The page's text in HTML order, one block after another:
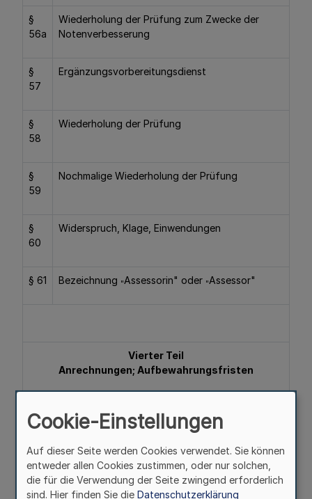
§
56a
Wiederholung der Prüfung zum Zwecke der
Notenverbesserung
§
57
Ergänzungsvorbereitungsdienst
§
58
Wiederholung der Prüfung
§
59
Nochmalige Wiederholung der Prüfung
§
60
Widerspruch, Klage, Einwendungen
§ 61 Bezeichnung "Assessorin" oder "Assessor"
Vierter Teil
Anrechnungen; Aufbewahrungsfristen
§
62
(weggefallen)
Cookie-Einstellungen
Auf dieser Seite werden Cookies verwendet. Sie können
entweder allen Cookies zustimmen, oder nur solchen,
die für die Verwendung der Seite zwingend erforderlich
sind. Hier finden Sie die Datenschutzerklärung